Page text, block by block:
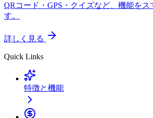
QRコード・GPS・クイズなど、機能をス
す。
詳しく見る
Quick Links
特徴と機能